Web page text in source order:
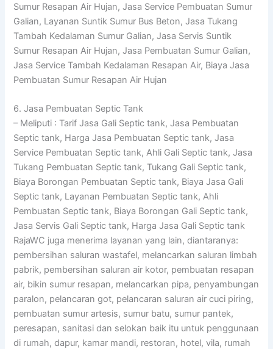
Sumur Resapan Air Hujan, Jasa Service Pembuatan Sumur
Galian, Layanan Suntik Sumur Bus Beton, Jasa Tukang
Tambah Kedalaman Sumur Galian, Jasa Servis Suntik
Sumur Resapan Air Hujan, Jasa Pembuatan Sumur Galian,
Jasa Service Tambah Kedalaman Resapan Air, Biaya Jasa
Pembuatan Sumur Resapan Air Hujan
6. Jasa Pembuatan Septic Tank
– Meliputi : Tarif Jasa Gali Septic tank, Jasa Pembuatan
Septic tank, Harga Jasa Pembuatan Septic tank, Jasa
Service Pembuatan Septic tank, Ahli Gali Septic tank, Jasa
Tukang Pembuatan Septic tank, Tukang Gali Septic tank,
Biaya Borongan Pembuatan Septic tank, Biaya Jasa Gali
Septic tank, Layanan Pembuatan Septic tank, Ahli
Pembuatan Septic tank, Biaya Borongan Gali Septic tank,
Jasa Servis Gali Septic tank, Harga Jasa Gali Septic tank
RajaWC juga menerima layanan yang lain, diantaranya:
pembersihan saluran wastafel, melancarkan saluran limbah
pabrik, pembersihan saluran air kotor, pembuatan resapan
air, bikin sumur resapan, melancarkan pipa, penyambungan
paralon, pelancaran got, pelancaran saluran air cuci piring,
pembuatan sumur artesis, sumur batu, sumur pantek,
peresapan, sanitasi dan selokan baik itu untuk penggunaan
di rumah, dapur, kamar mandi, restoran, hotel, vila, rumah